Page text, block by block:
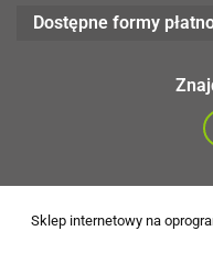
Dostępne formy
Sklep internetowy na